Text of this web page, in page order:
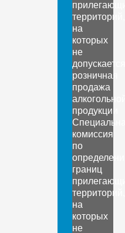
территорий,
на
которых
не
допускается
розничная
продажа
продукции
комиссия
по
границ
территорий,
на
которых
не